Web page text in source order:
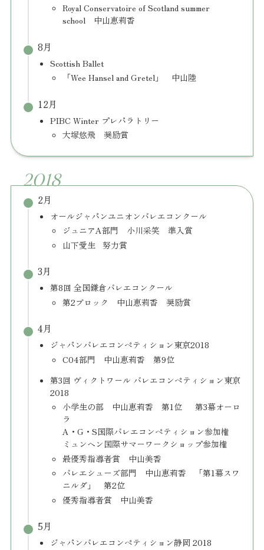
Royal Conservatoire of Scotland summer
school 中山恵莉香
8月
Scottish Ballet
「Wee Hansel and Gretel」 中山陸
12月
PIBC Winter プレパラトリー
大塚悠飛 奨励賞​
2018
2月
オールジャパンユニオンバレエコンクール
ジュニアA部門 小川采笑 準入賞
山下愛生 努力賞
3月
第8回 全国鎌倉バレエコンクール
第2ブロック 中山恵莉香 奨励賞
4月
ジャパンバレエコンペティション東京2018
C04部門 中山恵莉香 第9位
第3回 ヴィクトワール バレエコンペティション東京
2018
小学生の部 中山恵莉香 第1位 第3幕オーロ
ラ
A・G・S国際バレエコンペティション参加権
ミュンヘン国際サマーワークショップ参加権
最優秀指導者賞 中山美香
バレエシューズ部門 中山恵莉香 「第1幕スワ
ニルダ」 第2位
優秀指導者賞 中山美香
5月
ジャパンバレエコンペティション静岡 2018